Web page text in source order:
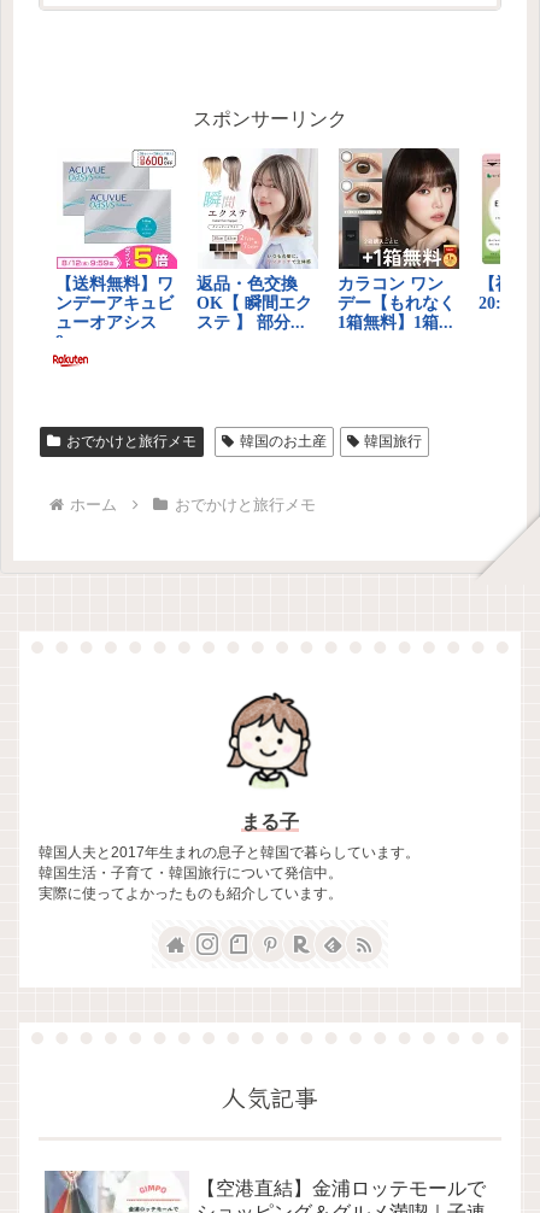
スポンサーリンク
おでかけと旅行メモ 韓国のお土産 韓国旅行
ホーム おでかけと旅行メモ
まる子
韓国人夫と2017年生まれの息子と韓国で暮らしています。
韓国生活・子育て・韓国旅行について発信中。
実際に使ってよかったものも紹介しています。
人気記事
【空港直結】金浦ロッテモールで